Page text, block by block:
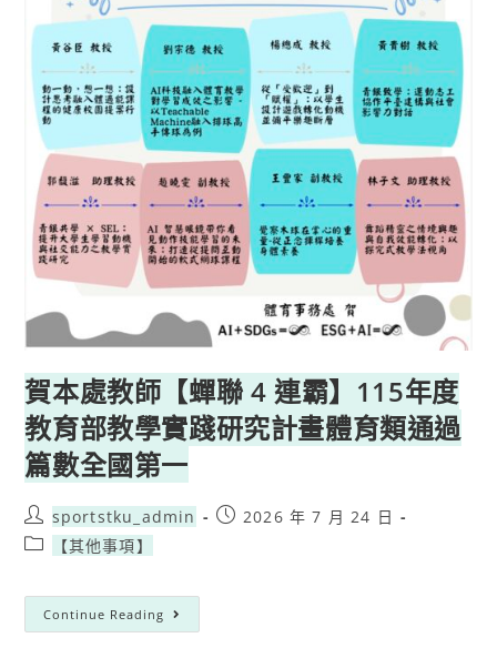
賀本處教師【蟬聯 4 連霸】115年度
教育部教學實踐研究計畫體育類通過
篇數全國第一
sportstku_admin
2026 年 7 月 24 日
【其他事項】
Continue Reading